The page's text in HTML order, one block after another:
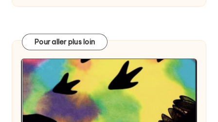
Pour aller plus loin